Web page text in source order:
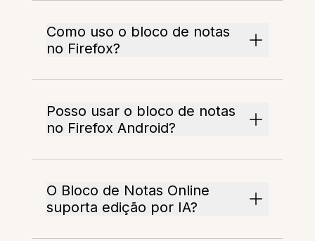
Como uso o bloco de notas
no Firefox?
Posso usar o bloco de notas
no Firefox Android?
O Bloco de Notas Online
suporta edição por IA?